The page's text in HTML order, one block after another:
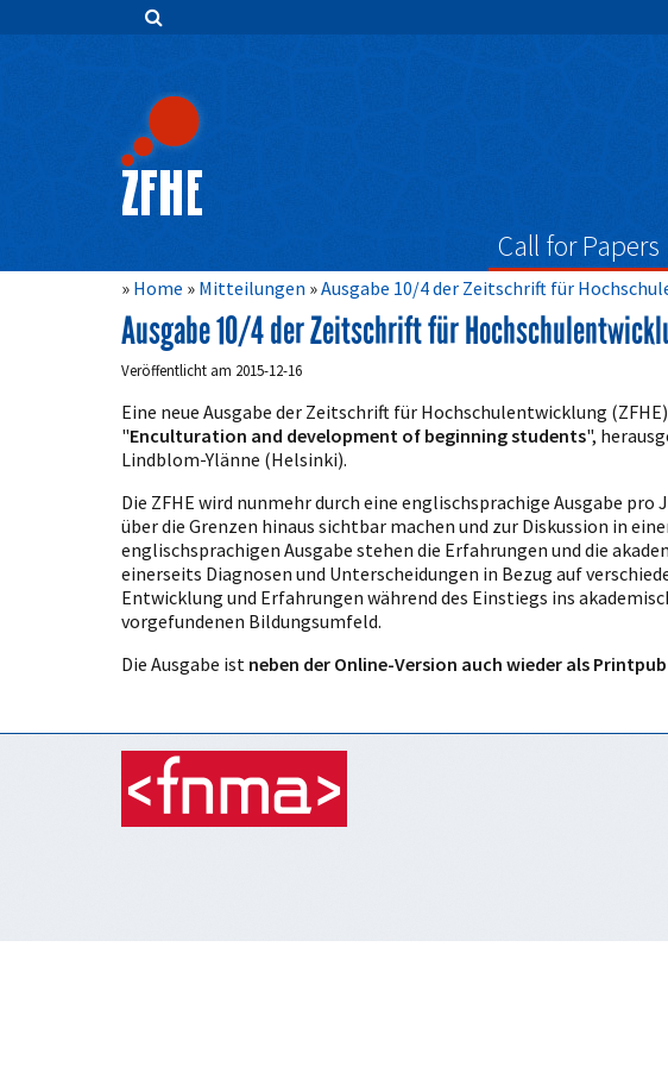
Zum
Hauptnavigation
Call for Papers
Home Mitteilungen Ausgabe 10/4 der Zeitschrift für
Ausgabe 10/4 der Zeitschrift für
Veröffentlicht am 2015-12-16
Eine neue Ausgabe der Zeitschrift für Hochschulentwicklung
"Enculturation and development of beginning students",
Lindblom-Ylänne (Helsinki).
Die ZFHE wird nunmehr durch eine englischsprachige Ausgabe
über die Grenzen hinaus sichtbar machen und zur Diskussion in
englischsprachigen Ausgabe stehen die Erfahrungen und die
einerseits Diagnosen und Unterscheidungen in Bezug auf
Entwicklung und Erfahrungen während des Einstiegs ins
vorgefundenen Bildungsumfeld.
Die Ausgabe ist neben der Online-Version auch wieder als